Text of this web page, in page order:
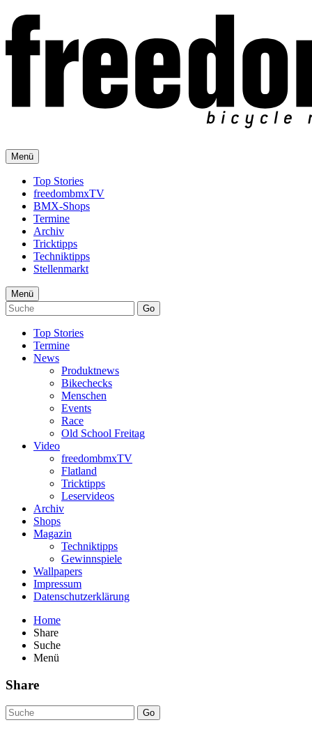
Menü
Top Stories
freedombmxTV
BMX-Shops
Termine
Archiv
Tricktipps
Techniktipps
Stellenmarkt
Menü
Go
Top Stories
Termine
News
Produktnews
Bikechecks
Menschen
Events
Race
Old School Freitag
Video
freedombmxTV
Flatland
Tricktipps
Leservideos
Archiv
Shops
Magazin
Techniktipps
Gewinnspiele
Wallpapers
Impressum
Datenschutzerklärung
Home
Share
Suche
Menü
Share
Go